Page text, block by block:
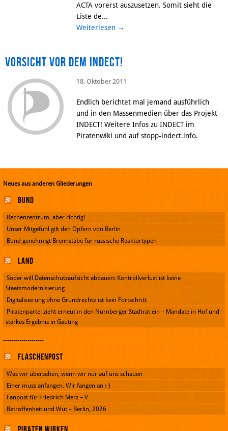
ACTA vorerst auszusetzen. Somit sieht die
Liste de...
Weiterlesen →
Vorsicht vor dem INDECT!
18. Oktober 2011
Endlich berichtet mal jemand ausführlich
und in den Massenmedien über das Projekt
INDECT! Weitere Infos zu INDECT im
Piratenwiki und auf stopp-indect.info.
Neues aus anderen Gliederungen
Bund
Rechenzentrum, aber richtig!
Unser Mitgefühl gilt den Opfern von Berlin
Bund genehmigt Brennstäbe für russische Reaktortypen
Land
Söder will Datenschutzaufsicht abbauen: Kontrollverlust ist keine
Staatsmodernisierung
Digitalisierung ohne Grundrechte ist kein Fortschritt
Piratenpartei zieht erneut in den Nürnberger Stadtrat ein – Mandate in Hof und
starkes Ergebnis in Gauting
--------------------
Flaschenpost
Was wir übersehen, wenn wir nur auf uns schauen
Einer muss anfangen. Wir fangen an :-)
Fanpost für Friedrich Merz – V
Betroffenheit und Wut – Berlin, 2026